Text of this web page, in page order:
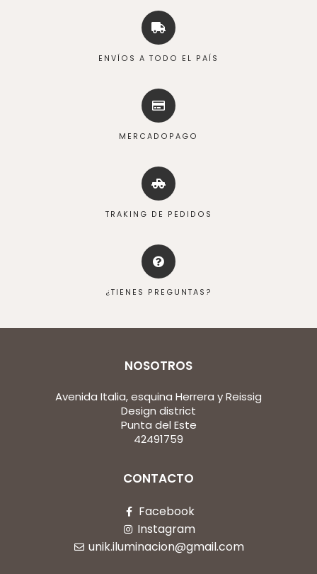
ENVÍOS A TODO EL PAÍS
MERCADOPAGO
TRAKING DE PEDIDOS
¿TIENES PREGUNTAS?
NOSOTROS
Avenida Italia, esquina Herrera y Reissig
Design district
Punta del Este
42491759
CONTACTO
Facebook
Instagram
unik.iluminacion@gmail.com